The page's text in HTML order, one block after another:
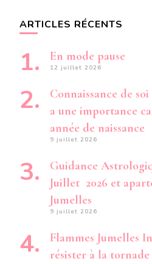
ARTICLES RÉCENTS
En mode pause
12 juillet 2026
Connaissance de
a une importance
année de naissance
9 juillet 2026
Guidance
Juillet 2026 et
Jumelles
9 juillet 2026
Flammes Jumelles
résister à la